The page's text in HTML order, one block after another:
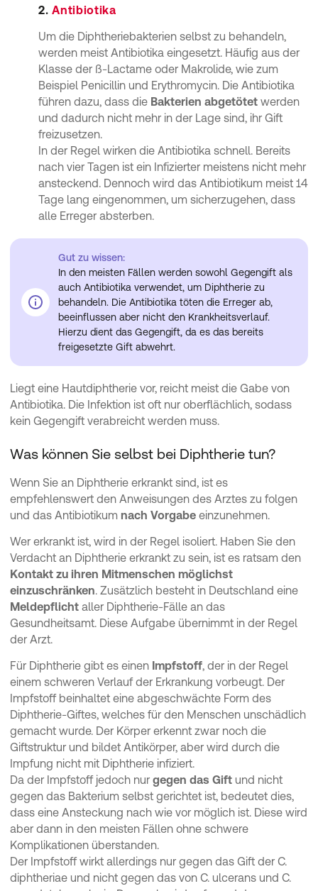
2. Antibiotika
Um die Diphtheriebakterien selbst zu behandeln,
werden meist Antibiotika eingesetzt. Häufig aus der
Klasse der ß-Lactame oder Makrolide, wie zum
Beispiel Penicillin und Erythromycin. Die Antibiotika
führen dazu, dass die Bakterien abgetötet werden
und dadurch nicht mehr in der Lage sind, ihr Gift
freizusetzen.
In der Regel wirken die Antibiotika schnell. Bereits
nach vier Tagen ist ein Infizierter meistens nicht mehr
ansteckend. Dennoch wird das Antibiotikum meist 14
Tage lang eingenommen, um sicherzugehen, dass
alle Erreger absterben.
Gut zu wissen:
In den meisten Fällen werden sowohl Gegengift als
auch Antibiotika verwendet, um Diphtherie zu
behandeln. Die Antibiotika töten die Erreger ab,
beeinflussen aber nicht den Krankheitsverlauf.
Hierzu dient das Gegengift, da es das bereits
freigesetzte Gift abwehrt.
Liegt eine Hautdiphtherie vor, reicht meist die Gabe von
Antibiotika. Die Infektion ist oft nur oberflächlich, sodass
kein Gegengift verabreicht werden muss.
Was können Sie selbst bei Diphtherie tun?
Wenn Sie an Diphtherie erkrankt sind, ist es
empfehlenswert den Anweisungen des Arztes zu folgen
und das Antibiotikum nach Vorgabe einzunehmen.
Wer erkrankt ist, wird in der Regel isoliert. Haben Sie den
Verdacht an Diphtherie erkrankt zu sein, ist es ratsam den
Kontakt zu ihren Mitmenschen möglichst
einzuschränken . Zusätzlich besteht in Deutschland eine
Meldepflicht aller Diphtherie-Fälle an das
Gesundheitsamt. Diese Aufgabe übernimmt in der Regel
der Arzt.
Für Diphtherie gibt es einen Impfstoff , der in der Regel
einem schweren Verlauf der Erkrankung vorbeugt. Der
Impfstoff beinhaltet eine abgeschwächte Form des
Diphtherie-Giftes, welches für den Menschen unschädlich
gemacht wurde. Der Körper erkennt zwar noch die
Giftstruktur und bildet Antikörper, aber wird durch die
Impfung nicht mit Diphtherie infiziert.
Da der Impfstoff jedoch nur gegen das Gift und nicht
gegen das Bakterium selbst gerichtet ist, bedeutet dies,
dass eine Ansteckung nach wie vor möglich ist. Diese wird
aber dann in den meisten Fällen ohne schwere
Komplikationen überstanden.
Der Impfstoff wirkt allerdings nur gegen das Gift der C.
diphtheriae und nicht gegen das von C. ulcerans und C.